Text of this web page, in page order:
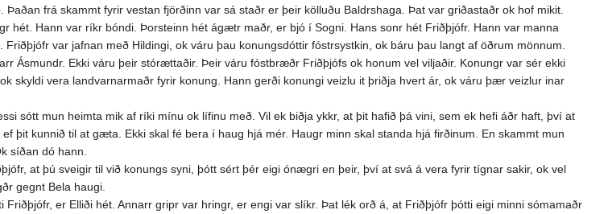
frá skammt fyrir vestan fjörðinn var sá staðr er þeir kölluðu Baldrshaga. Þat var griðastaðr ok hof mikit.
hét. Hann var ríkr bóndi. Þorsteinn hét ágætr maðr, er bjó í Sogni. Hans sonr hét Friðþjófr. Hann var manna
var jafnan með Hildingi, ok váru þau konungsdóttir fóstrsystkin, ok báru þau langt af öðrum mönnum.
Ásmundr. Ekki váru þeir stórættaðir. Þeir váru fóstbræðr Friðþjófs ok honum vel viljaðir. Konungr var sér ekki
skyldi vera landvarnarmaðr fyrir konung. Hann gerði konungi veizlu it þriðja hvert ár, ok váru þær veizlur inar
sótt mun heimta mik af ríki mínu ok lífinu með. Vil ek biðja ykkr, at þit hafið þá vini, sem ek hefi áðr haft, því at
þit kunnið til at gæta. Ekki skal fé bera í haug hjá mér. Haugr minn skal standa hjá firðinum. En skammt mun
síðan dó hann.
at þú sveigir til við konungs syni, þótt sért þér eigi ónægri en þeir, því at svá á vera fyrir tígnar sakir, ok vel
gegnt Bela haugi.
er Elliði hét. Annarr gripr var hringr, er engi var slíkr. Þat lék orð á, at Friðþjófr þótti eigi minni sómamaðr